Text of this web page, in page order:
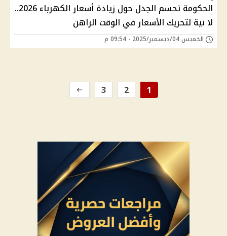
الحكومة تحسم الجدل حول زيادة أسعار الكهرباء 2026..
لا نية لتحريك الأسعار في الوقت الراهن
الخميس 04/ديسمبر/2025 - 09:54 م
1
2
3